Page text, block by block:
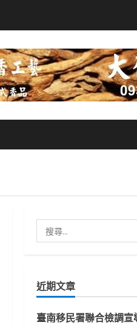
尋
字:
近期文章
臺南移民署聯合檢調